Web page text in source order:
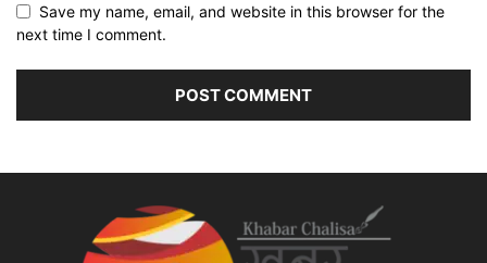
Save my name, email, and website in this browser for the
next time I comment.